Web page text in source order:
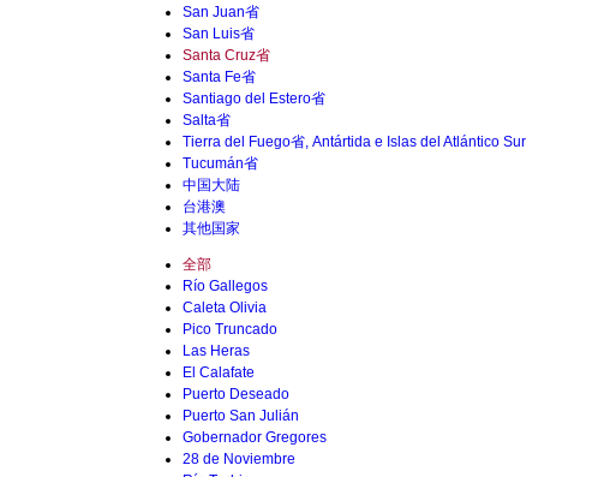
San Juan省
San Luis省
Santa Cruz省
Santa Fe省
Santiago del Estero省
Salta省
Tierra del Fuego省, Antártida e Islas del Atlántico Sur
Tucumán省
中国大陆
台港澳
其他国家
全部
Río Gallegos
Caleta Olivia
Pico Truncado
Las Heras
El Calafate
Puerto Deseado
Puerto San Julián
Gobernador Gregores
28 de Noviembre